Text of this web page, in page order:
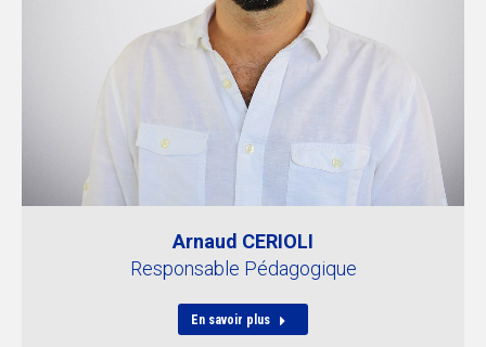
Arnaud CERIOLI
Responsable Pédagogique
En savoir plus